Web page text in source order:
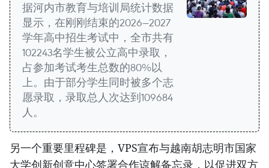
据河内市教育与培训局统计数据
显示，在刚刚结束的2026—2027
学年高中招生考试中，全市共有
102243名学生被公立高中录取，
占参加考试考生总数的80%以
上。由于部分学生同时被多个志
愿录取，录取总人次达到109684
人。
另一个重要里程碑是，VPS宣布与越南胡志明市国家
大学创新创意中心签署合作谅解备忘录，以促进双方